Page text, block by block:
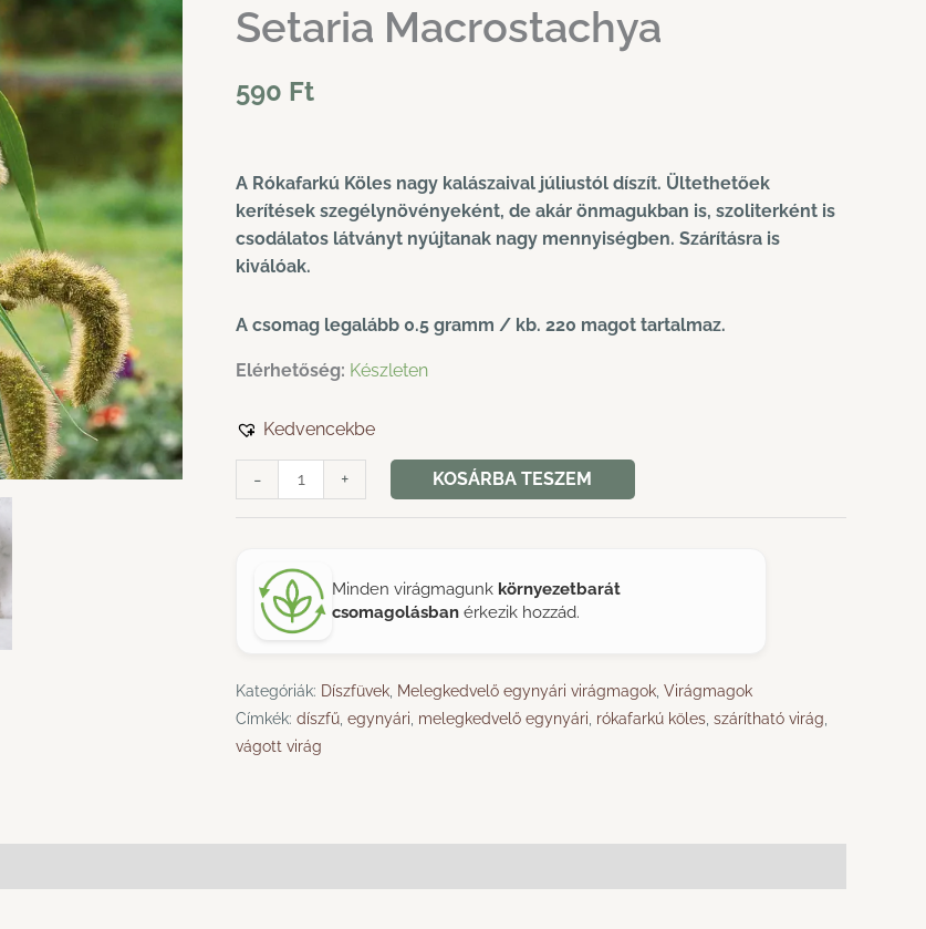
Setaria Macrostachya
590 Ft
A Rókafarkú Köles nagy kalászaival júliustól díszít. Ültethetőek
kerítések szegélynövényeként, de akár önmagukban is, szoliterként is
csodálatos látványt nyújtanak nagy mennyiségben. Szárításra is
kiválóak.
A csomag legalább 0.5 gramm / kb. 220 magot tartalmaz.
Elérhetőség: Készleten
Kedvencekbe
-
Rókafarkú
Köles
mennyiség
+ KOSÁRBA TESZEM
Minden virágmagunk környezetbarát
csomagolásban érkezik hozzád.
Kategóriák: Díszfüvek Melegkedvelő egynyári virágmagok Virágmagok
Címkék: díszfű egynyári melegkedvelő egynyári rókafarkú köles szárítható virág
vágott virág